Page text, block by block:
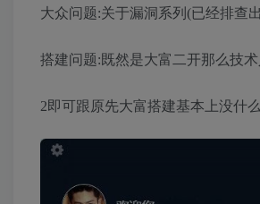
大众问题:关于漏洞系列(已经排查
搭建问题:既然是大富二开那么技术
2即可跟原先大富搭建基本上没什